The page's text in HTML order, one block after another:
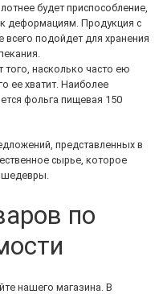
будет приспособление,
к деформациям. Продукция с
подойдет для хранения
того, насколько часто ею
ее хватит. Наиболее
фольга пищевая 150
представленных в
сырье, которое
шедевры.
по
нашего магазина. В